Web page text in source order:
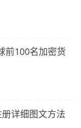
前100名加密货
详细图文方法